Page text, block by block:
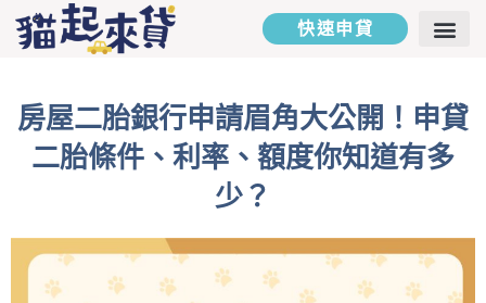
快速申貸
房屋二胎銀行申請眉角大公開！申貸
二胎條件、利率、額度你知道有多
少？